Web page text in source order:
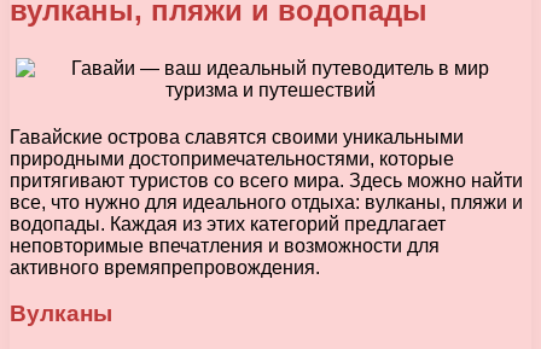
вулканы, пляжи и водопады
Гавайские острова славятся своими уникальными
природными достопримечательностями, которые
притягивают туристов со всего мира. Здесь можно найти
все, что нужно для идеального отдыха: вулканы, пляжи и
водопады. Каждая из этих категорий предлагает
неповторимые впечатления и возможности для
активного времяпрепровождения.
Вулканы